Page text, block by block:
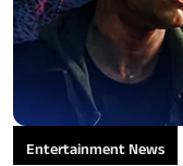
Entertainment News